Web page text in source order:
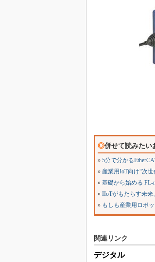
◎併せて読みたい
» 5分で分かる
» 産業用IoT向け“次
» 基礎から始める FL-
» IIoTがもたらす未来
» もしも産業用ロボ
関連リンク
デジタル